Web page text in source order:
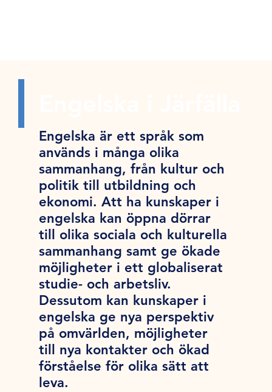
Engelska är ett språk som
används i många olika
sammanhang, från kultur och
politik till utbildning och
ekonomi. Att ha kunskaper i
engelska kan öppna dörrar
till olika sociala och kulturella
sammanhang samt ge ökade
möjligheter i ett globaliserat
studie- och arbetsliv.
Dessutom kan kunskaper i
engelska ge nya perspektiv
på omvärlden, möjligheter
till nya kontakter och ökad
förståelse för olika sätt att
leva.